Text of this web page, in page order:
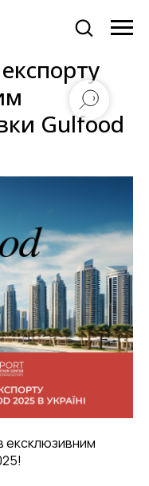
Gulfood
ексклюзивним